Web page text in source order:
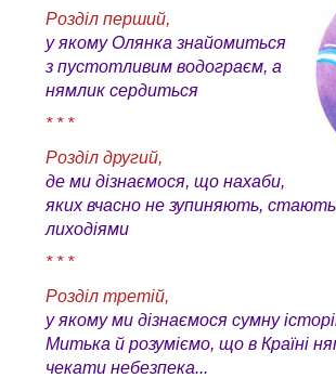
Розділ перший,
у якому Олянка знайомиться
з пустотливим водограєм, а
нямлик сердиться
* * *
Розділ другий,
де ми дізнаємося, що нахаби,
яких вчасно не зупиняють, стають
лиходіями
* * *
Розділ третій,
у якому ми дізнаємося сумну
Митька й розуміємо, що в Країні
чекати небезпека...